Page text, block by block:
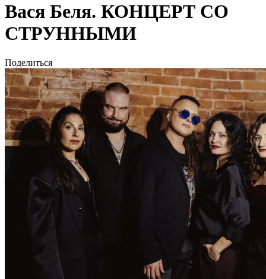
Вася Беля. КОНЦЕРТ СО
СТРУННЫМИ
Поделиться